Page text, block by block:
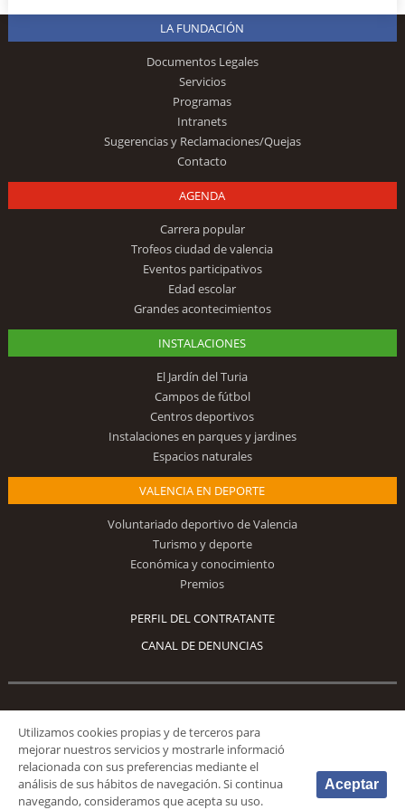
LA FUNDACIÓN
Documentos Legales
Servicios
Programas
Intranets
Sugerencias y Reclamaciones/Quejas
Contacto
AGENDA
Carrera popular
Trofeos ciudad de valencia
Eventos participativos
Edad escolar
Grandes acontecimientos
INSTALACIONES
El Jardín del Turia
Campos de fútbol
Centros deportivos
Instalaciones en parques y jardines
Espacios naturales
VALENCIA EN DEPORTE
Voluntariado deportivo de Valencia
Turismo y deporte
Económica y conocimiento
Premios
PERFIL DEL CONTRATANTE
CANAL DE DENUNCIAS
Síguenos
Utilizamos cookies propias y de terceros para
mejorar nuestros servicios y mostrarle informació
relacionada con sus preferencias mediante el
análisis de sus hábitos de navegación. Si continua
navegando, consideramos que acepta su uso.
Aceptar